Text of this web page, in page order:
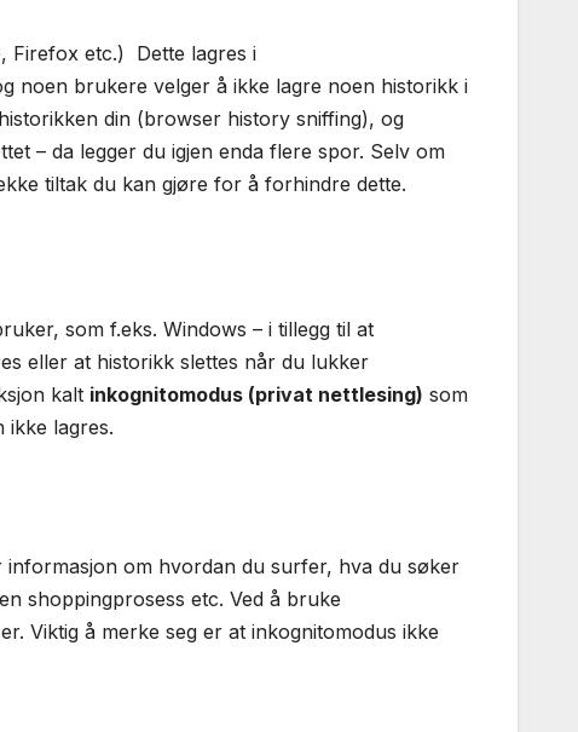
Firefox etc.) Dette lagres i
noen brukere velger å ikke lagre noen historikk i
din (browser history sniffing), og
– da legger du igjen enda flere spor. Selv om
tiltak du kan gjøre for å forhindre dette.
som f.eks. Windows – i tillegg til at
eller at historikk slettes når du lukker
kalt inkognitomodus (privat nettlesing) som
ikke lagres.
informasjon om hvordan du surfer, hva du søker
shoppingprosess etc. Ved å bruke
Viktig å merke seg er at inkognitomodus ikke